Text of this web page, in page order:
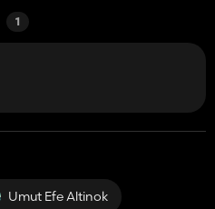
1
Umut Efe Altinok